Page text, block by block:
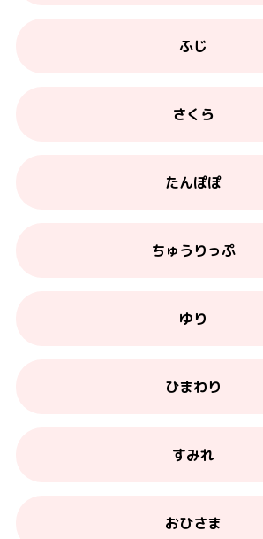
ふじ
さくら
たんぽぽ
ちゅうりっぷ
ゆり
ひまわり
すみれ
おひさま